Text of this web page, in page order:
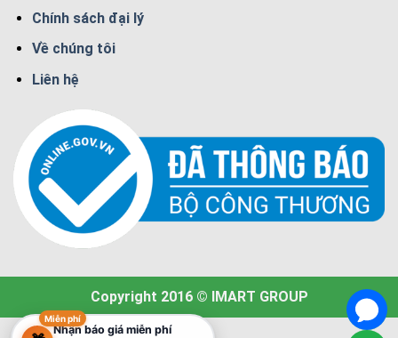
Chính sách đại lý
Về chúng tôi
Liên hệ
Copyright 2016 © IMART GROUP
Miễn phí
Nhận báo giá miễn phí